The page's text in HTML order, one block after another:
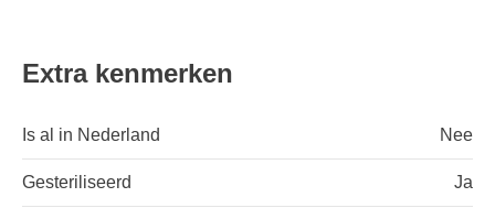
Extra kenmerken
Is al in Nederland Nee
Gesteriliseerd Ja